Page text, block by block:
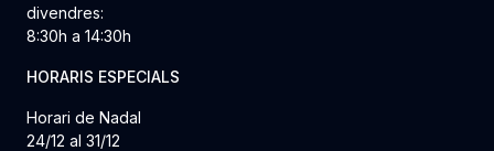
divendres:
8:30h a 14:30h
HORARIS ESPECIALS
Horari de Nadal
24/12 al 31/12